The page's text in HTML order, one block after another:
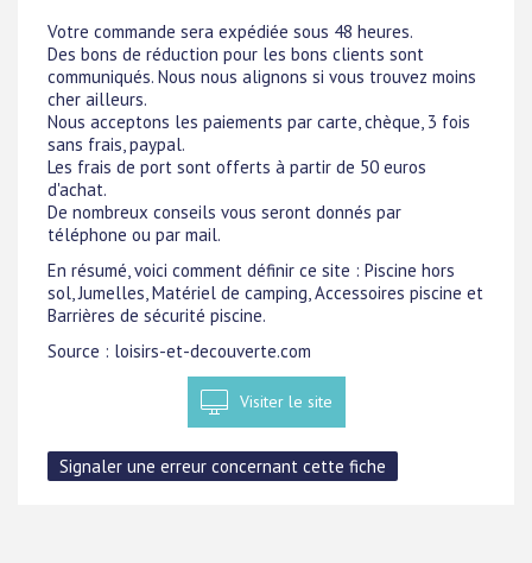
Votre commande sera expédiée sous 48 heures.
Des bons de réduction pour les bons clients sont
communiqués. Nous nous alignons si vous trouvez moins
cher ailleurs.
Nous acceptons les paiements par carte, chèque, 3 fois
sans frais, paypal.
Les frais de port sont offerts à partir de 50 euros
d'achat.
De nombreux conseils vous seront donnés par
téléphone ou par mail.
En résumé, voici comment définir ce site : Piscine hors
sol, Jumelles, Matériel de camping, Accessoires piscine et
Barrières de sécurité piscine.
Source : loisirs-et-decouverte.com
Visiter le site